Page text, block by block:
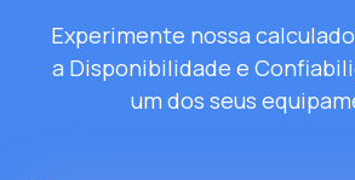
Experimente nossa
a Disponibilidade e
um dos seus